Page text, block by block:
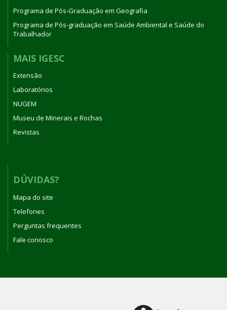
Programa de Pós-Graduação em Geografia
Programa de Pós-graduação em Saúde Ambiental e Saúde do
Trabalhador
MAIS IGESC
Extensão
Laboratórios
NUGEM
Museu de Minerais e Rochas
Revistas
DÚVIDAS?
Mapa do site
Telefones
Perguntas frequentes
Fale conosco